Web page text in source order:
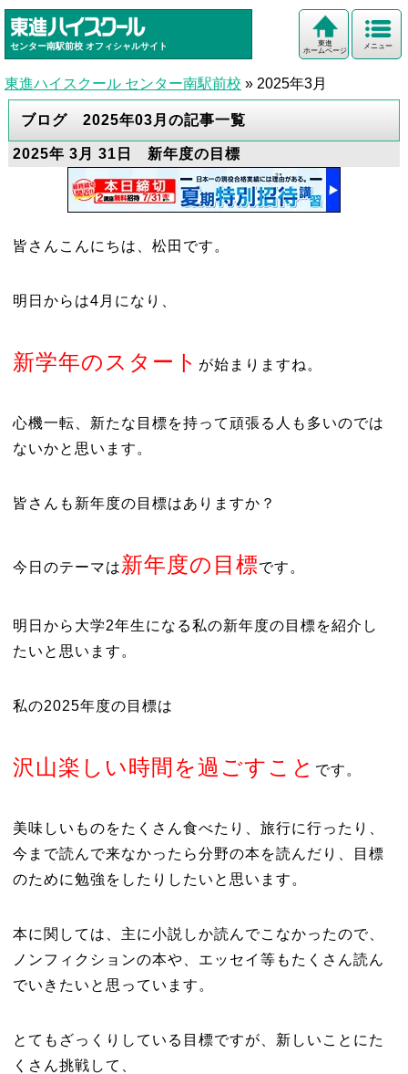
センター南駅前校 オフィシャルサイト メニュー
東進
ホームページ
東進ハイスクール センター南駅前校 » 2025年3月
ブログ 2025年03月の記事一覧
2025年 3月 31日 新年度の目標
皆さんこんにちは、松田です。
明日からは4月になり、
新学年のスタート が始まりますね。
心機一転、新たな目標を持って頑張る人も多いのでは
ないかと思います。
皆さんも新年度の目標はありますか？
今日のテーマは新年度の目標です。
明日から大学2年生になる私の新年度の目標を紹介し
たいと思います。
私の2025年度の目標は
沢山楽しい時間を過ごすこと です。
美味しいものをたくさん食べたり、旅行に行ったり、
今まで読んで来なかったら分野の本を読んだり、目標
のために勉強をしたりしたいと思います。
本に関しては、主に小説しか読んでこなかったので、
ノンフィクションの本や、エッセイ等もたくさん読ん
でいきたいと思っています。
とてもざっくりしている目標ですが、新しいことにた
くさん挑戦して、